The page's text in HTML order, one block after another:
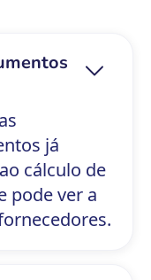
já
cálculo de
pode ver a